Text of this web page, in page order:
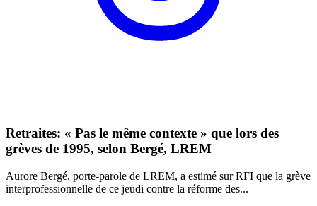
Retraites: « Pas le même contexte » que lors des
grèves de 1995, selon Bergé, LREM
Aurore Bergé, porte-parole de LREM, a estimé sur RFI que la grève
interprofessionnelle de ce jeudi contre la réforme des...